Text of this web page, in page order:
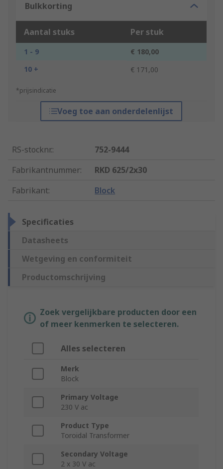
Bulkkorting
Aantal stuks Per stuk
1 - 9
€ 180,00
10 +
€ 171,00
*prijsindicatie
Voeg toe aan onderdelenlijst
RS-stocknr.:
752-9444
Fabrikantnummer:
RKD 625/2x30
Fabrikant: Block
Specificaties
Datasheets
Wetgeving en conformiteit
Productomschrijving
Zoek vergelijkbare producten door een
of meer kenmerken te selecteren.
Alles selecteren
Merk
Block
Primary Voltage
230 V ac
Product Type
Toroidal Transformer
Secondary Voltage
2 x 30 V ac